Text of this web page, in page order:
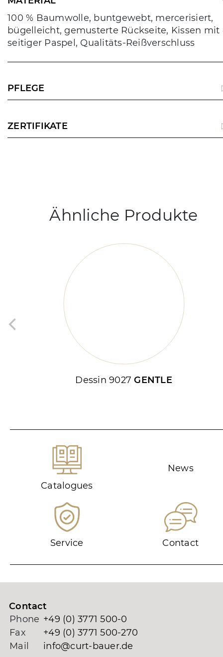
100 % Baumwolle, buntgewebt, mercerisiert,
bügelleicht, gemusterte Rückseite, Kissen mit
seitiger Paspel, Qualitäts-Reißverschluss
PFLEGE
ZERTIFIKATE
Ähnliche Produkte
Dessin 9027GENTLE
Catalogues
News
Service Contact
Contact
Phone +49 (0) 3771 500-0
Fax
+49 (0) 3771 500-270
Mail
info@curt-bauer.de